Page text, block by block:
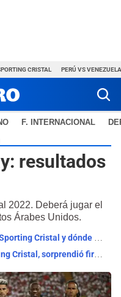
CRISTAL PERÚ VS VENEZUELA
F. INTERNACIONAL
resultados
2022. Deberá jugar el
Árabes Unidos.
¿A qué hora juega Universitario vs Sporting Cristal y dónde ver el clásico por el Torneo Clausura?
Jesús Álvarez, campeón con Sporting Cristal, sorprendió firmando por histórico club: "Experiencia"